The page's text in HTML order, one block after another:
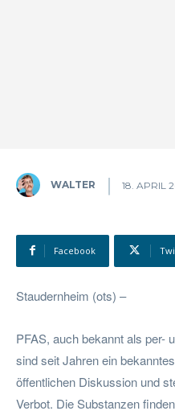
WALTER 18. APRIL
Facebook
Staudernheim (ots) –
PFAS, auch bekannt als per-
sind seit Jahren ein
öffentlichen Diskussion und
Verbot. Die Substanzen